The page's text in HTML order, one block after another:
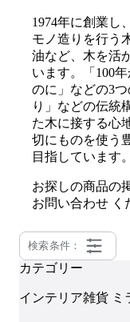
1974年に創業し
モノ造りを行う
油など、木を活
います。「100
のに」などの3
り」などの伝統
た木に接する心
切にものを使う
目指しています。
お探しの商品の
お問い合わせ く
検索条件：
カテゴリー
インテリア雑貨 ミ